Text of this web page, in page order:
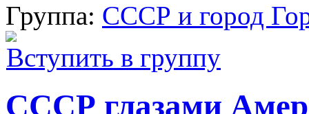
Группа: СССР и город
Вступить в группу
СССР глазами